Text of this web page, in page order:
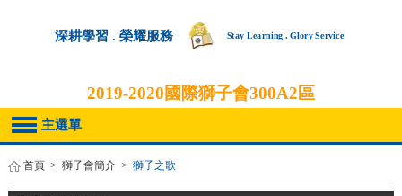
深耕學習 . 榮耀服務 Stay Learning . Glory Service
2019-2020國際獅子會300A2區
主選單
首頁 > 獅子會簡介 > 獅子之歌